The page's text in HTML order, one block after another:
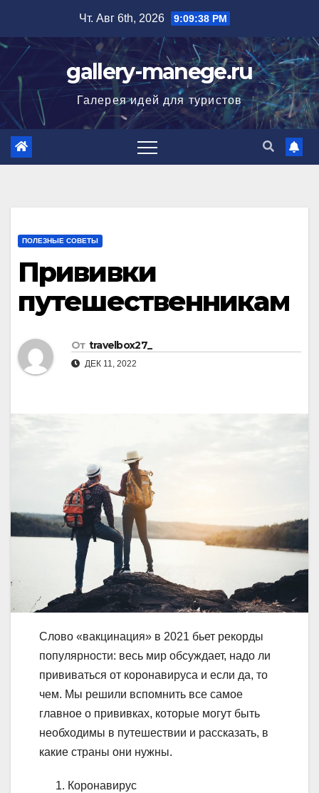
содержимому
Чт. Авг 6th, 2026 9:09:39 PM
gallery-manege.ru
Галерея идей для туристов
ПОЛЕЗНЫЕ СОВЕТЫ
Прививки
путешественникам
От travelbox27_
ДЕК 11, 2022
Слово «вакцинация» в 2021 бьет рекорды
популярности: весь мир обсуждает, надо ли
прививаться от коронавируса и если да, то
чем. Мы решили вспомнить все самое
главное о прививках, которые могут быть
необходимы в путешествии и рассказать, в
какие страны они нужны.
Коронавирус